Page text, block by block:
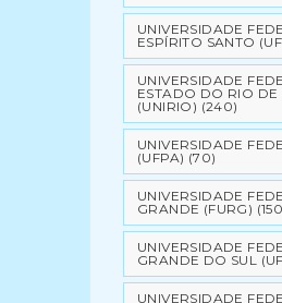
UNIVERSIDADE
ESPÍRITO SANTO
UNIVERSIDADE
ESTADO DO RIO DE
(UNIRIO) (240)
UNIVERSIDADE
(UFPA) (70)
UNIVERSIDADE
GRANDE (FURG)
UNIVERSIDADE
GRANDE DO SUL
UNIVERSIDADE